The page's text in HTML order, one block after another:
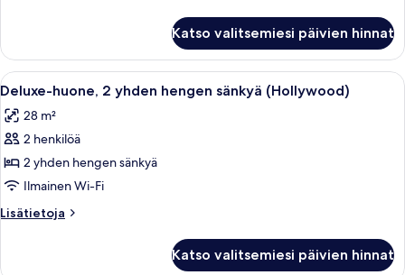
Twin
Katso valitsemiesi päivien hinnat
Avaa
kaikki
huonetyypin
Deluxe-
huone,
2
yhden
hengen
(Hollywood)
Hotellihuone, jossa on kaksi
4
Deluxe-huone, 2 yhden hengen sänkyä (Hollywood)
28 m²
2 henkilöä
2 yhden hengen sänkyä
Ilmainen Wi-Fi
Lisätietoja
Lisätietoja
Katso valitsemiesi päivien hinnat